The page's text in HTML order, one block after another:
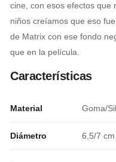
cine, con esos efectos que
niños creíamos que eso
de Matrix con ese fondo
que en la película.
Características
Material Goma/
Diámetro 6,5/7 cm